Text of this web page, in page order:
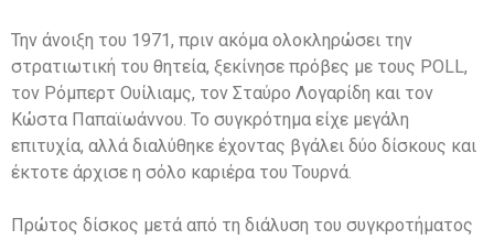
Την άνοιξη του 1971, πριν ακόμα ολοκληρώσει την
στρατιωτική του θητεία, ξεκίνησε πρόβες με τους POLL,
τον Ρόμπερτ Ουίλιαμς, τον Σταύρο Λογαρίδη και τον
Κώστα Παπαϊωάννου. Το συγκρότημα είχε μεγάλη
επιτυχία, αλλά διαλύθηκε έχοντας βγάλει δύο δίσκους και
έκτοτε άρχισε η σόλο καριέρα του Τουρνά.
Πρώτος δίσκος μετά από τη διάλυση του συγκροτήματος